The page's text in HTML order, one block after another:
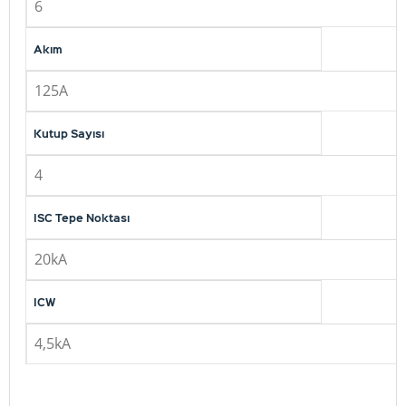
6
Akım
125A
Kutup Sayısı
4
ISC Tepe Noktası
20kA
ICW
4,5kA